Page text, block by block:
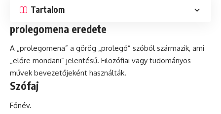
Tartalom
prolegomena eredete
A „prolegomena” a görög „prolegó” szóból származik, ami
„előre mondani” jelentésű. Filozófiai vagy tudományos
művek bevezetőjeként használták.
Szófaj
Főnév.